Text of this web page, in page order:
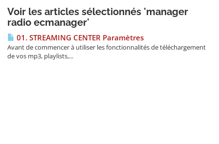
Voir les articles sélectionnés 'manager
radio ecmanager'
01. STREAMING CENTER Paramètres
Avant de commencer à utiliser les fonctionnalités de téléchargement
de vos mp3, playlists,...